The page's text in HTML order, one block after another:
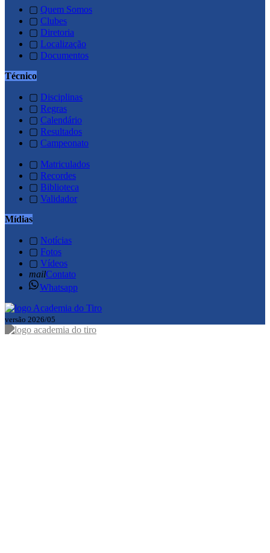
▢ Quem Somos
▢ Clubes
▢ Diretoria
▢ Localização
▢ Documentos
Técnico
▢ Disciplinas
▢ Regras
▢ Calendário
▢ Resultados
▢ Campeonato
▢ Matriculados
▢ Recordes
▢ Biblioteca
▢ Validador
Mídias
▢ Notícias
▢ Fotos
▢ Vídeos
mailContato
Whatsapp
versão 2026/05